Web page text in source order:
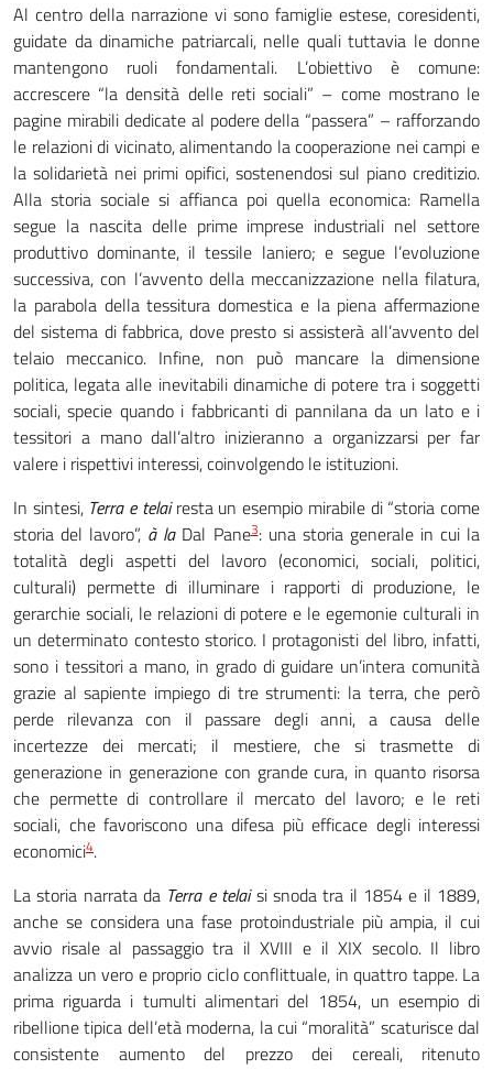
Al centro della narrazione vi sono famiglie estese, coresidenti,
guidate da dinamiche patriarcali, nelle quali tuttavia le donne
mantengono ruoli fondamentali. L’obiettivo è comune:
accrescere “la densità delle reti sociali” – come mostrano le
pagine mirabili dedicate al podere della “passera” – rafforzando
le relazioni di vicinato, alimentando la cooperazione nei campi e
la solidarietà nei primi opifici, sostenendosi sul piano creditizio.
Alla storia sociale si affianca poi quella economica: Ramella
segue la nascita delle prime imprese industriali nel settore
produttivo dominante, il tessile laniero; e segue l’evoluzione
successiva, con l’avvento della meccanizzazione nella filatura,
la parabola della tessitura domestica e la piena affermazione
del sistema di fabbrica, dove presto si assisterà all’avvento del
telaio meccanico. Infine, non può mancare la dimensione
politica, legata alle inevitabili dinamiche di potere tra i soggetti
sociali, specie quando i fabbricanti di pannilana da un lato e i
tessitori a mano dall’altro inizieranno a organizzarsi per far
valere i rispettivi interessi, coinvolgendo le istituzioni.
In sintesi, Terra e telairesta un esempio mirabile di “storia come
storia del lavoro”, à laDal Pane3: una storia generale in cui la
totalità degli aspetti del lavoro (economici, sociali, politici,
culturali) permette di illuminare i rapporti di produzione, le
gerarchie sociali, le relazioni di potere e le egemonie culturali in
un determinato contesto storico. I protagonisti del libro, infatti,
sono i tessitori a mano, in grado di guidare un’intera comunità
grazie al sapiente impiego di tre strumenti: la terra, che però
perde rilevanza con il passare degli anni, a causa delle
incertezze dei mercati; il mestiere, che si trasmette di
generazione in generazione con grande cura, in quanto risorsa
che permette di controllare il mercato del lavoro; e le reti
sociali, che favoriscono una difesa più efficace degli interessi
economici4.
La storia narrata da Terra e telaisi snoda tra il 1854 e il 1889,
anche se considera una fase protoindustriale più ampia, il cui
avvio risale al passaggio tra il XVIII e il XIX secolo. Il libro
analizza un vero e proprio ciclo conflittuale, in quattro tappe. La
prima riguarda i tumulti alimentari del 1854, un esempio di
ribellione tipica dell’età moderna, la cui “moralità” scaturisce dal
consistente aumento del prezzo dei cereali, ritenuto